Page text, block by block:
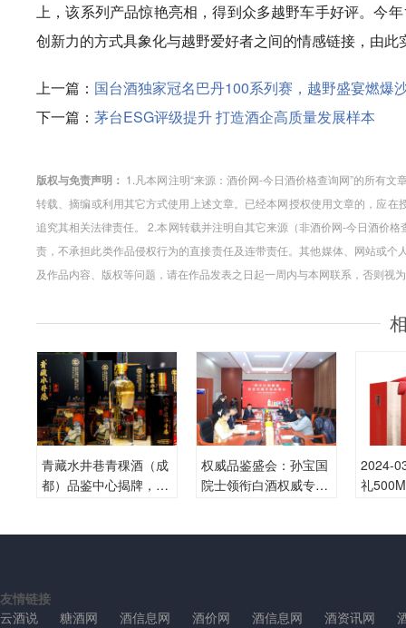
上，该系列产品惊艳亮相，得到众多越野车手好评。今
创新力的方式具象化与越野爱好者之间的情感链接，由
上一篇： 国台酒独家冠名巴丹100系列赛，越野盛宴燃爆
下一篇： 茅台ESG评级提升 打造酒企高质量发展样本
版权与免责声明： 1.凡本网注明“来源：酒价网-今日酒价格查询网”的所有
转载、摘编或利用其它方式使用上述文章。已经本网授权使用文章的，应
追究其相关法律责任。 2.本网转载并注明自其它来源（非酒价网-今日酒价
责，不承担此类作品侵权行为的直接责任及连带责任。其他媒体、网站或
及作品内容、版权等问题，请在作品发表之日起一周内与本网联系，否则视
青藏水井巷青稞酒（成
都）品鉴中心揭牌，开
权威品鉴盛会：孙宝国
院士领衔白酒权威专家
2024-
礼
友情链接
云酒说
糖酒网 酒信息网 酒价网 酒信息网 酒资讯网